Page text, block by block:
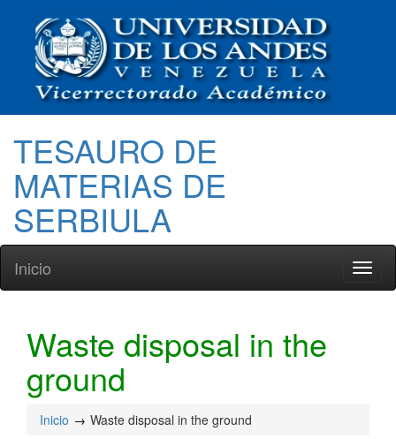
TESAURO DE
MATERIAS DE
SERBIULA
Inicio
Waste disposal in the
ground
Inicio Waste disposal in the ground